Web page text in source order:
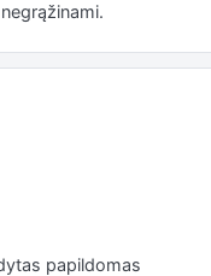
papildomas